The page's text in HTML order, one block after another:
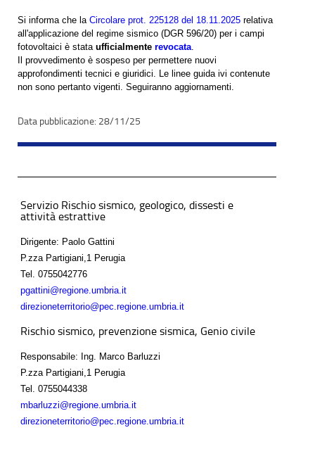
Si informa che la Circolare prot. 225128 del 18.11.2025 relativa
all'applicazione del regime sismico (DGR 596/20) per i campi
fotovoltaici è stata ufficialmente revocata.
Il provvedimento è sospeso per permettere nuovi
approfondimenti tecnici e giuridici. Le linee guida ivi contenute
non sono pertanto vigenti. Seguiranno aggiornamenti.
28/11/25
Servizio Rischio sismico, geologico, dissesti e
attività estrattive
Dirigente: Paolo Gattini
P.zza Partigiani,1 Perugia
Tel.
0755042776
pgattini@regione.umbria.it
direzioneterritorio@pec.regione.umbria.it
Rischio sismico, prevenzione sismica, Genio civile
Responsabile: Ing. Marco Barluzzi
P.zza Partigiani,1 Perugia
Tel.
0755044338
mbarluzzi@regione.umbria.it
direzioneterritorio@pec.regione.umbria.it